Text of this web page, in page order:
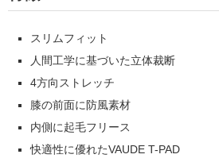
スリムフィット
人間工学に基づいた立体裁断
4方向ストレッチ
膝の前面に防風素材
内側に起毛フリース
快適性に優れたVAUDE T-PAD